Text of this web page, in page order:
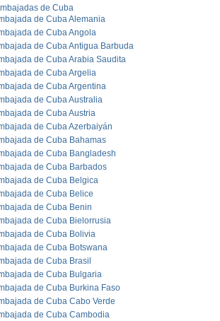
de Cuba
de Cuba Alemania
de Cuba Angola
de Cuba Antigua Barbuda
de Cuba Arabia Saudita
de Cuba Argelia
de Cuba Argentina
de Cuba Australia
de Cuba Austria
de Cuba Azerbaiyán
de Cuba Bahamas
de Cuba Bangladesh
de Cuba Barbados
de Cuba Belgica
de Cuba Belice
de Cuba Benin
de Cuba Bielorrusia
de Cuba Bolivia
de Cuba Botswana
de Cuba Brasil
de Cuba Bulgaria
de Cuba Burkina Faso
de Cuba Cabo Verde
de Cuba Cambodia